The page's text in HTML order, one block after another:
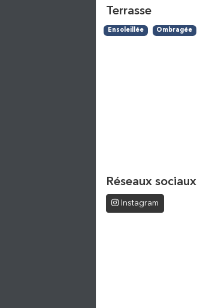
Terrasse
Ensoleillée Ombragée
Réseaux sociaux
Instagram